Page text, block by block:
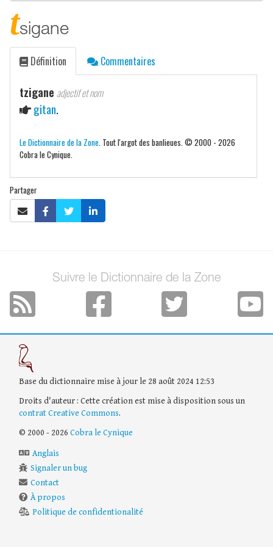
tsigane
Définition Commentaires
tzigane adjectif et nom
gitan.
Le Dictionnaire de la Zone . Tout l'argot des banlieues. © 2000 - 2026
Cobra le Cynique.
Partager
Suivre le Dictionnaire de la Zone
Base du dictionnaire mise à jour le 28 août 2024 12:53
Droits d'auteur : Cette création est mise à disposition sous un
contrat Creative Commons.
© 2000 - 2026 Cobra le Cynique
Anglais
Signaler un bug
Contact
À propos
Politique de confidentionalité